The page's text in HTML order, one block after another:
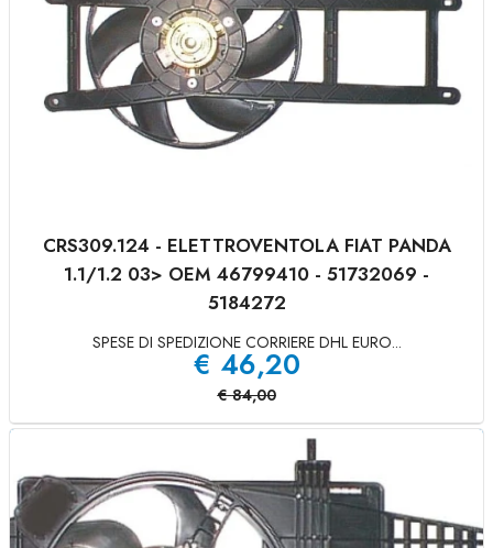
CRS309.124 - ELETTROVENTOLA FIAT PANDA
1.1/1.2 03> OEM 46799410 - 51732069 -
5184272
SPESE DI SPEDIZIONE CORRIERE DHL EURO...
€ 46,20
€ 84,00